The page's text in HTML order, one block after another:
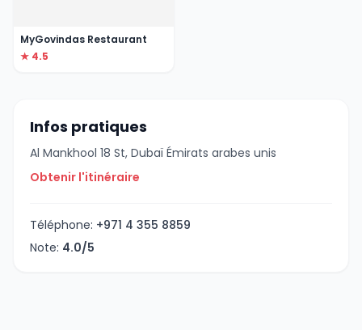
MyGovindas Restaurant
★ 4.5
Infos pratiques
Al Mankhool 18 St, Dubaï Émirats arabes unis
Obtenir l'itinéraire
Téléphone: +971 4 355 8859
Note: 4.0/5